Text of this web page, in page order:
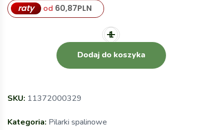
raty od 60,87PLN
Dodaj do koszyka
SKU: 11372000329
Kategoria: Pilarki spalinowe